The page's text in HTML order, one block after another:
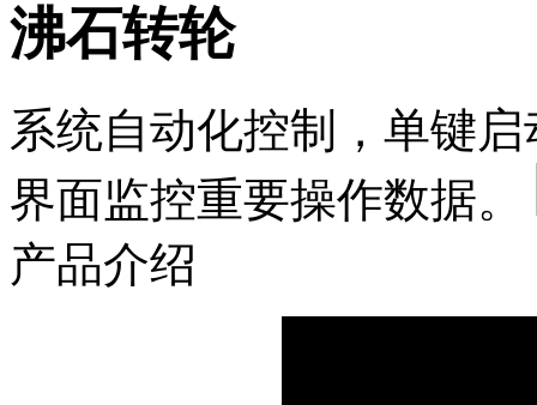
沸石转轮
系统自动化控制，单键
界面监控重要操作数据。
产品介绍